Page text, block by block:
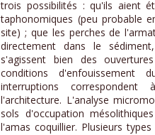
trois possibilités : qu'ils aient
taphonomiques (peu probable
site) ; que les perches de
directement dans le
s'agissent bien des
conditions
interruptions
l'architecture. L'analyse
sols d'occupation
l'amas coquillier. Plusieurs